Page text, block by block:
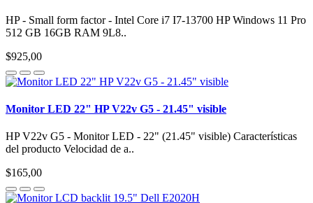
HP - Small form factor - Intel Core i7 I7-13700 HP Windows 11 Pro
512 GB 16GB RAM 9L8..
$925,00
Monitor LED 22" HP V22v G5 - 21.45" visible
HP V22v G5 - Monitor LED - 22" (21.45" visible) Características
del producto Velocidad de a..
$165,00